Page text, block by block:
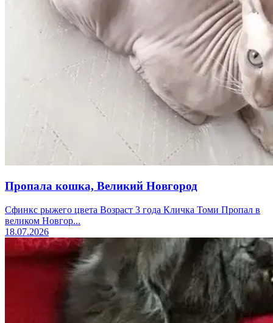
Пропала кошка, Великий Новгород
Сфинкс рыжего цвета Возраст 3 года Кличка Томи Пропал в
великом Новгор...
18.07.2026